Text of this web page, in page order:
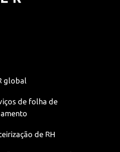
global
de folha de
de RH